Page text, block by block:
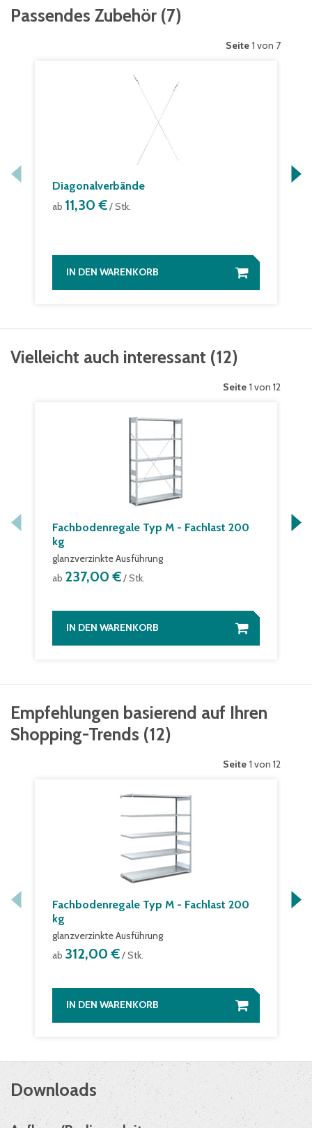
Passendes Zubehör (7)
Seite 1 von 7
Diagonalverbände
ab 11,30 €/ Stk.
IN DEN WARENKORB
Vielleicht auch interessant (12)
Seite 1 von 12
Fachbodenregale Typ M - Fachlast 200
kg
glanzverzinkte Ausführung
ab 237,00 €/ Stk.
IN DEN WARENKORB
Empfehlungen basierend auf Ihren
Shopping-Trends (12)
Seite 1 von 12
Fachbodenregale Typ M - Fachlast 200
kg
glanzverzinkte Ausführung
ab 312,00 €/ Stk.
IN DEN WARENKORB
Downloads